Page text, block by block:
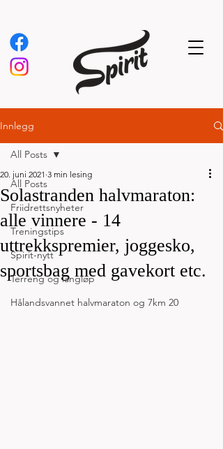
Innlegg
All Posts
Friidrettsnyheter
Treningstips
Spirit-nytt
Terreng og langløp
Hålandsvannet halvmaraton og 7km 20
All Posts
Solastranden halvmaraton:
alle vinnere - 14
uttrekkspremier, joggesko,
sportsbag med gavekort etc.
20. juni 2021 3 min lesing